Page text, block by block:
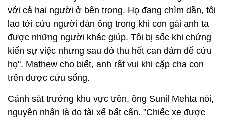
với cả hai người ở bên trong. Họ đang chìm dần, tôi
lao tới cứu người đàn ông trong khi con gái anh ta
được những người khác giúp. Tôi bị sốc khi chứng
kiến sự việc nhưng sau đó thu hết can đảm để cứu
họ". Mathew cho biết, anh rất vui khi cặp cha con
trên được cứu sống.
Cảnh sát trưởng khu vực trên, ông Sunil Mehta nói,
nguyên nhân là do tài xế bất cẩn. "Chiếc xe được